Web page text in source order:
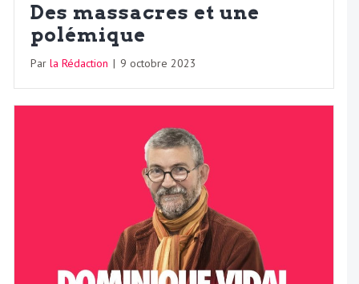
Des massacres et une
polémique
Par la Rédaction | 9 octobre 2023